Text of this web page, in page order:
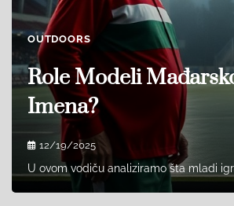
OUTDOORS
Role Modeli
Imena?
12/19/2025
U ovom vodiču analiziramo šta mladi